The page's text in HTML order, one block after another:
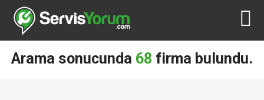
Arama sonucunda 68 firma bulundu.